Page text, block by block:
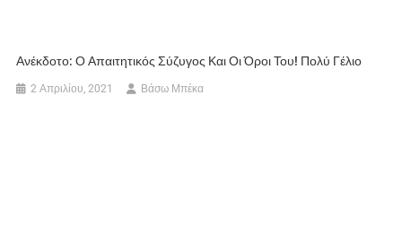
Ανέκδοτο: Ο Απαιτητικός Σύζυγος Και Οι Όροι Του! Πολύ Γέλιο
2 Απριλίου, 2021 Βάσω Μπέκα